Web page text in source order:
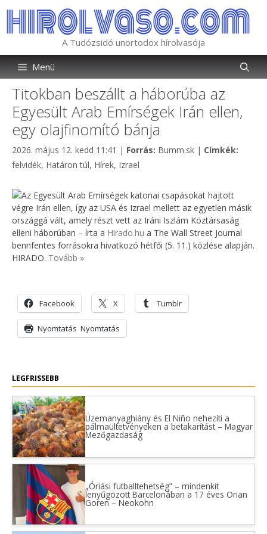
tartalomba
A Tudózsidó unortodox hírolvasója
Menü
Titokban beszállt a háborúba az
Egyesült Arab Emírségek Irán ellen,
egy olajfinomító bánja
2026. május 12. kedd 11:41 | Forrás: Kategória
Bumm.sk | Címkék:
felvidék, Határon túl, Hírek, Izrael
Az Egyesült Arab Emírségek katonai csapásokat hajtott
végre Irán ellen, így az USA és Izrael mellett az egyetlen másik
országgá vált, amely részt vett az Iráni Iszlám Köztársaság
elleni háborúban – írta a Hirado.hu a The Wall Street Journal
bennfentes forrásokra hivatkozó hétfői (5. 11.) közlése alapján.
HIRADO. Tovább »
Facebook X Tumblr
Nyomtatás Nyomtatás
LEGFRISSEBB
Üzemanyaghiány és El Niño nehezíti a
pálmaültetvényeken a betakarítást – Magyar
Mezőgazdaság
„Óriási futballtehetség” – mindenkit
lenyűgözött Barcelonában a 17 éves Orian
Goren – Neokohn